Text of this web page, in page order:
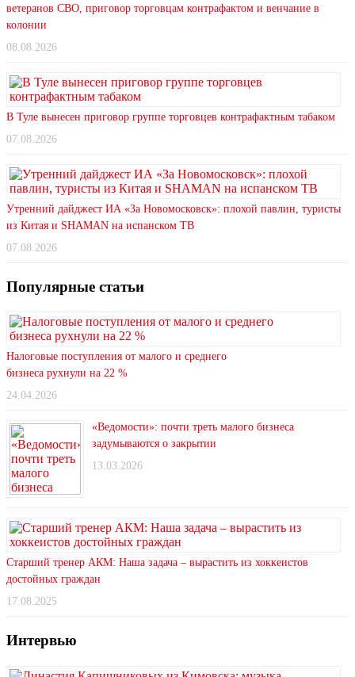
ветеранов СВО, приговор торговцам контрафактом и венчание в
колонии
08.08.2026
В Туле вынесен приговор группе торговцев контрафактным табаком
07.08.2026
Утренний дайджест ИА «За Новомосковск»: плохой павлин, туристы
из Китая и SHAMAN на испанском ТВ
07.08.2026
Популярные статьи
Налоговые поступления от малого и среднего
бизнеса рухнули на 22 %
24.04.2026
«Ведомости»: почти треть малого бизнеса
задумываются о закрытии
13.03.2026
Старший тренер АКМ: Наша задача – вырастить из хоккеистов
достойных граждан
17.08.2025
Интервью